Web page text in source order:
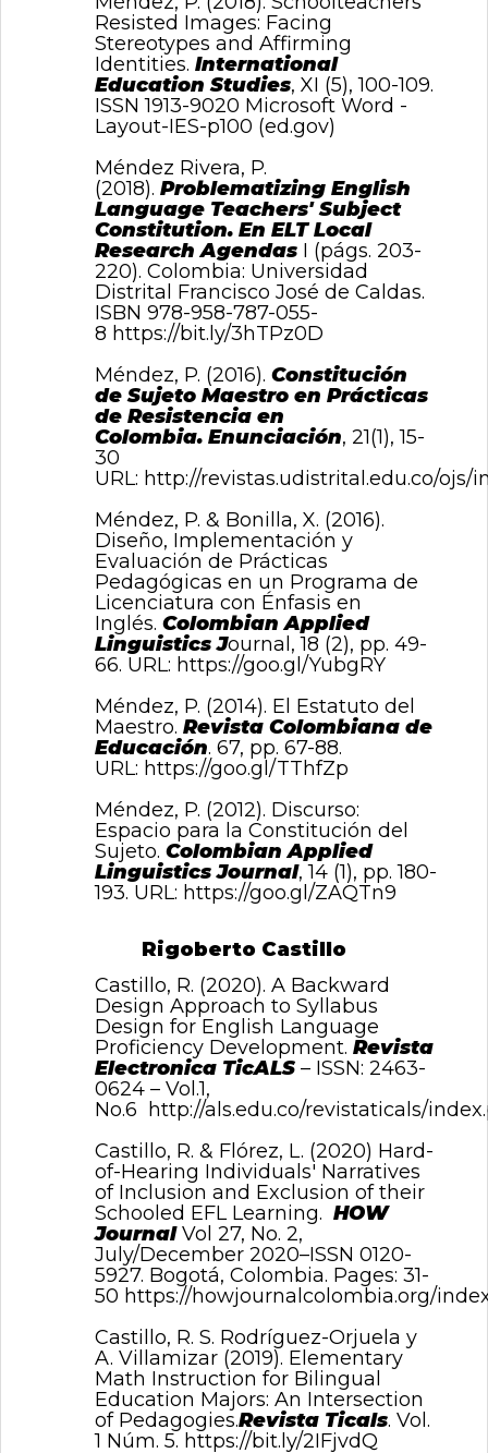
Resisted Images: Facing
Stereotypes and Affirming
Identities. International
Education Studies, XI (5), 100-109.
ISSN 1913-9020 Microsoft Word -
Layout-IES-p100 (ed.gov)
Méndez Rivera, P.
(2018). Problematizing English
Language Teachers' Subject
Constitution. En ELT Local
Research Agendas I (págs. 203-
220). Colombia: Universidad
Distrital Francisco José de Caldas.
ISBN 978-958-787-055-
8 https://bit.ly/3hTPz0D
Méndez, P. (2016). Constitución
de Sujeto Maestro en Prácticas
de Resistencia en
Colombia. Enunciación, 21(1), 15-
30
URL: http://revistas.udistrital.edu.co/ojs/
Méndez, P. & Bonilla, X. (2016).
Diseño, Implementación y
Evaluación de Prácticas
Pedagógicas en un Programa de
Licenciatura con Énfasis en
Inglés. Colombian Applied
Linguistics Journal, 18 (2), pp. 49-
66. URL: https://goo.gl/YubgRY
Méndez, P. (2014). El Estatuto del
Maestro. Revista Colombiana de
Educación. 67, pp. 67-88.
URL: https://goo.gl/TThfZp
Méndez, P. (2012). Discurso:
Espacio para la Constitución del
Sujeto. Colombian Applied
Linguistics Journal, 14 (1), pp. 180-
193. URL: https://goo.gl/ZAQTn9
Rigoberto Castillo
Castillo, R. (2020). A Backward
Design Approach to Syllabus
Design for English Language
Proficiency Development. Revista
Electronica TicALS – ISSN: 2463-
0624 – Vol.1,
No.6
http://als.edu.co/revistaticals/
Castillo, R. & Flórez, L. (2020) Hard-
of-Hearing Individuals' Narratives
of Inclusion and Exclusion of their
Schooled EFL Learning. HOW
JournalVol 27, No. 2,
July/December 2020–ISSN 0120-
5927. Bogotá, Colombia. Pages: 31-
50 https://howjournalcolombia.org/
Castillo, R. S. Rodríguez-Orjuela y
A. Villamizar (2019). Elementary
Math Instruction for Bilingual
Education Majors: An Intersection
of Pedagogies.Revista Ticals. Vol.
1 Núm. 5. https://bit.ly/2IFjvdQ